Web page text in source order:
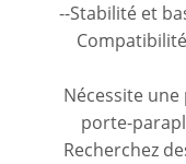
--Stabilité et
Compatibilité
Nécessite
porte-
Recherchez